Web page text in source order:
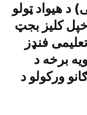
د هيواد ټولو
کليز بجټ
فنډز
برخه د
ورکولو د